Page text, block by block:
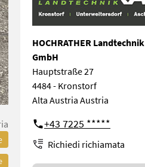
HOCHRATHER Landtechnik
GmbH
Hauptstraße 27
4484 - Kronstorf
Alta Austria Austria
+43 7225 *****
Richiedi richiamata